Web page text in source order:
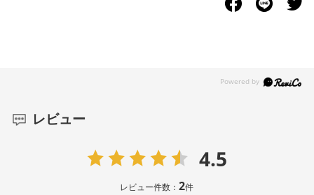
レビュー
4.5
レビュー件数：2件